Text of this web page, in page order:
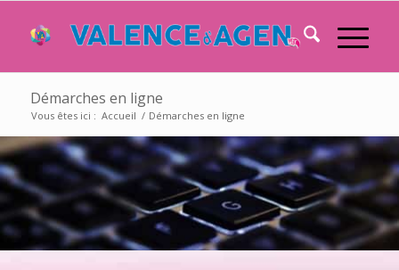
Démarches en ligne
Vous êtes ici : Accueil / Démarches en ligne